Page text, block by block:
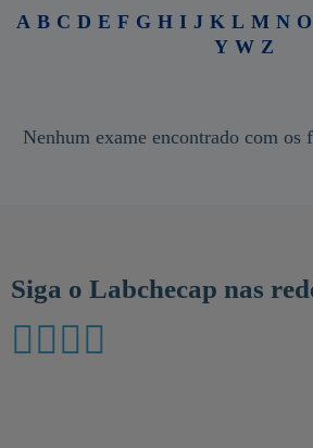
A B C D E F G H I J K L M N O
Y W Z
Nenhum exame encontrado com os
Siga o Labchecap nas